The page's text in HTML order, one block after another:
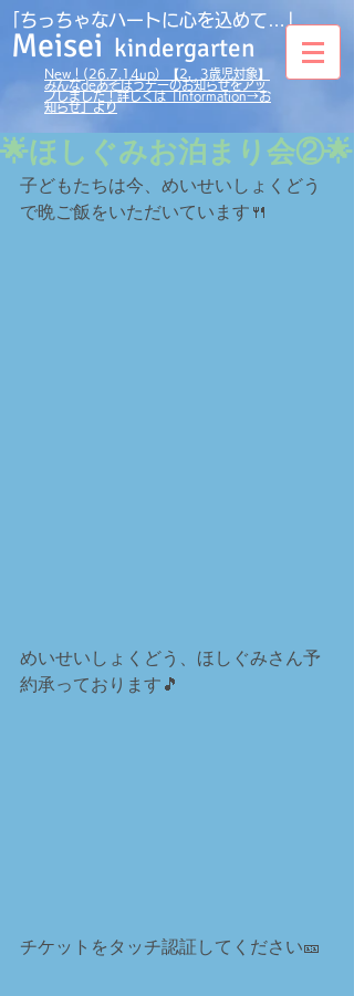
｢ちっちゃなハートに心を込めて…」
Meisei kindergarten
New！(26.7.14up）【2，3歳児対象】
みんなdeあそぼうデーのお知らせをアッ
プしました！詳しくは「Information→お
知らせ」より
🌟ほしぐみお泊まり会②🌟
子どもたちは今、めいせいしょくどう
で晩ご飯をいただいています🍴
めいせいしょくどう、ほしぐみさん予
約承っております🎵
チケットをタッチ認証してください🎫